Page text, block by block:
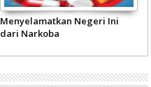
Menyelamatkan Negeri Ini
dari Narkoba